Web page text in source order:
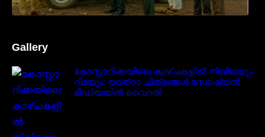
Gallery
കോസ്റ്റാറിക്കയിലെ കാഴ്ചകളിൽ നിഖിലയും
റിമയും: യാത്രാ ചിത്രങ്ങൾ സോഷ്യൽ
മീഡിയയിൽ വൈറൽ